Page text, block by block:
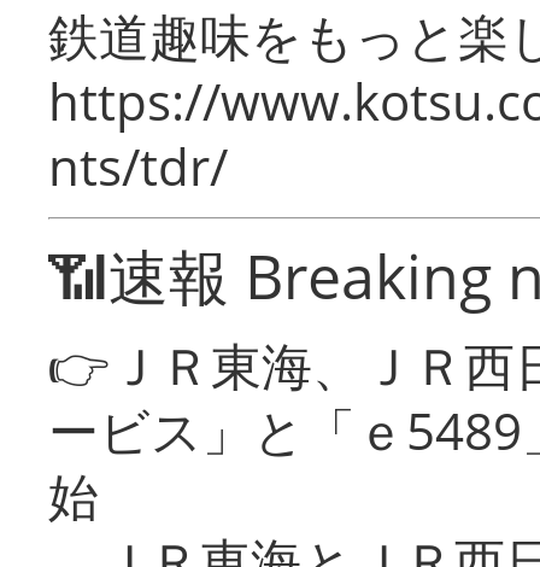
鉄道趣味をもっと楽
https://
nts/tdr/
📶速報 Breaking
👉ＪＲ東海、ＪＲ
ービス」と「ｅ
始